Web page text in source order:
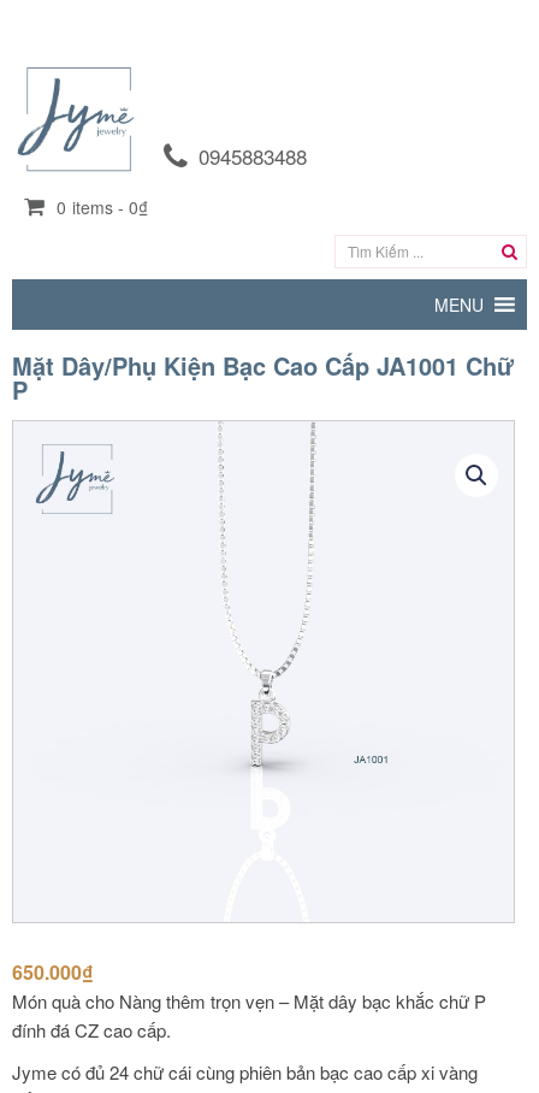
0945883488
0 items - 0₫
MENU
Mặt Dây/Phụ Kiện Bạc Cao Cấp JA1001 Chữ
P
650.000₫
Món quà cho Nàng thêm trọn vẹn – Mặt dây bạc khắc chữ P
đính đá CZ cao cấp.
️Jyme có đủ 24 chữ cái cùng phiên bản bạc cao cấp xi vàng